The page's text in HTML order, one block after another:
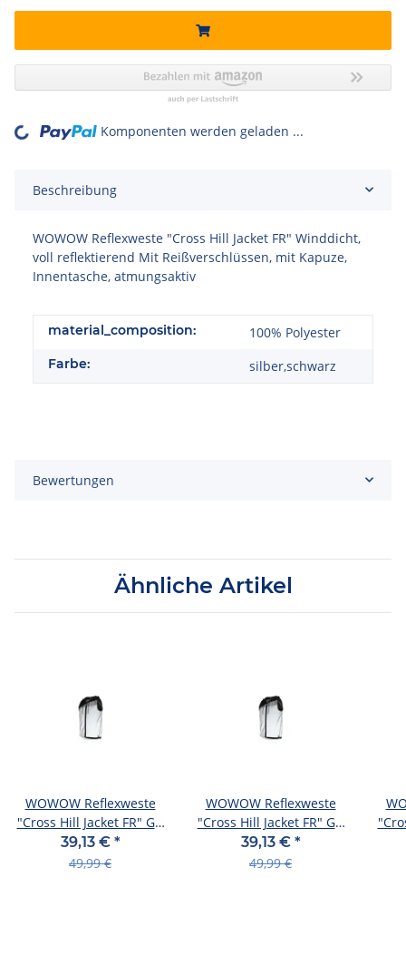
Loading... Komponenten werden geladen ...
Beschreibung
WOWOW Reflexweste "Cross Hill Jacket FR" Winddicht,
voll reflektierend Mit Reißverschlüssen, mit Kapuze,
Innentasche, atmungsaktiv
material_composition: 100% Polyester
Farbe: silber,schwarz
Bewertungen
Ähnliche Artikel
WOWOW Reflexweste
"Cross Hill Jacket FR" Gr.
S
39,13 € *
49,99 €
WOWOW Reflexweste
"Cross Hill Jacket FR" Gr.
M
39,13 € *
49,99 €